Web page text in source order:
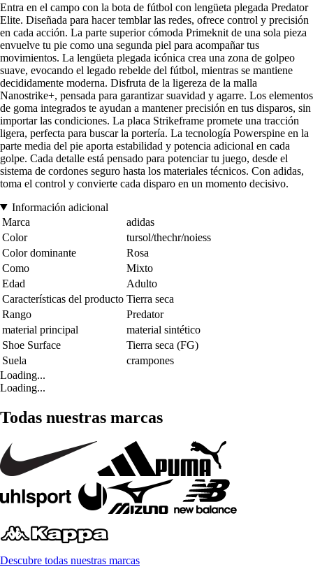
Entra en el campo con la bota de fútbol con lengüeta plegada Predator
Elite. Diseñada para hacer temblar las redes, ofrece control y precisión
en cada acción. La parte superior cómoda Primeknit de una sola pieza
envuelve tu pie como una segunda piel para acompañar tus
movimientos. La lengüeta plegada icónica crea una zona de golpeo
suave, evocando el legado rebelde del fútbol, mientras se mantiene
decididamente moderna. Disfruta de la ligereza de la malla
Nanostrike+, pensada para garantizar suavidad y agarre. Los elementos
de goma integrados te ayudan a mantener precisión en tus disparos, sin
importar las condiciones. La placa Strikeframe promete una tracción
ligera, perfecta para buscar la portería. La tecnología Powerspine en la
parte media del pie aporta estabilidad y potencia adicional en cada
golpe. Cada detalle está pensado para potenciar tu juego, desde el
sistema de cordones seguro hasta los materiales técnicos. Con adidas,
toma el control y convierte cada disparo en un momento decisivo.
Información adicional
Marca
adidas
Color
tursol/thechr/noiess
Color dominante
Rosa
Como
Mixto
Edad
Adulto
Características del producto Tierra seca
Rango
Predator
material principal
material sintético
Shoe Surface
Tierra seca (FG)
Suela
crampones
Loading...
Loading...
Todas nuestras marcas
Descubre todas nuestras marcas